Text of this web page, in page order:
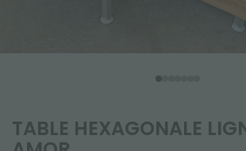
TABLE HEXAGONALE